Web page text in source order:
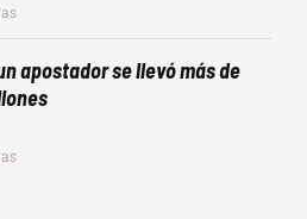
apostador se llevó más de